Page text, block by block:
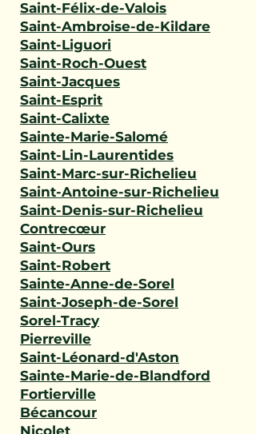
Saint-Félix-de-Valois
Saint-Ambroise-de-Kildare
Saint-Liguori
Saint-Roch-Ouest
Saint-Jacques
Saint-Esprit
Saint-Calixte
Sainte-Marie-Salomé
Saint-Lin-Laurentides
Saint-Marc-sur-Richelieu
Saint-Antoine-sur-Richelieu
Saint-Denis-sur-Richelieu
Contrecœur
Saint-Ours
Saint-Robert
Sainte-Anne-de-Sorel
Saint-Joseph-de-Sorel
Sorel-Tracy
Pierreville
Saint-Léonard-d'Aston
Sainte-Marie-de-Blandford
Fortierville
Bécancour
Nicolet